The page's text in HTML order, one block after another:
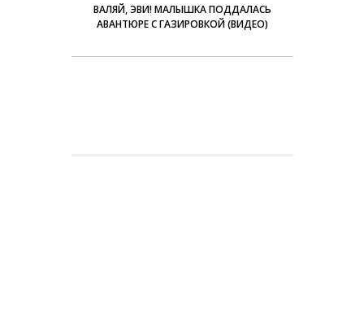
ВАЛЯЙ, ЭВИ! МАЛЫШКА ПОДДАЛАСЬ
АВАНТЮРЕ C ГАЗИРОВКОЙ (ВИДЕО)